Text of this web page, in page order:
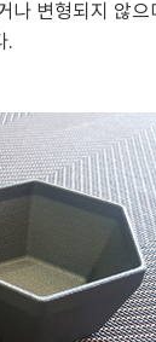
나 변형되지 않으
.